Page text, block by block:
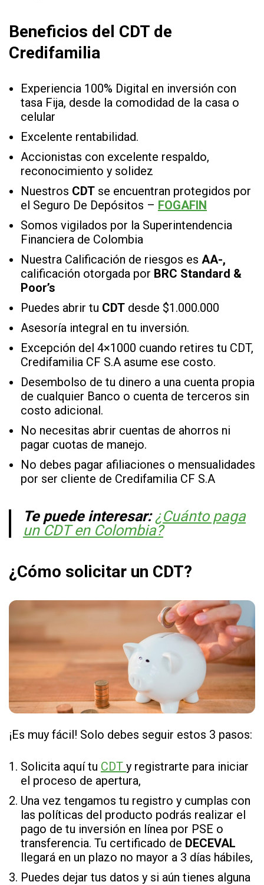
Beneficios del CDT de
Credifamilia
Experiencia 100% Digital en inversión con
tasa Fija, desde la comodidad de la casa o
celular
Excelente rentabilidad.
Accionistas con excelente respaldo,
reconocimiento y solidez
Nuestros CDT se encuentran protegidos por
el Seguro De Depósitos – FOGAFIN
Somos vigilados por la Superintendencia
Financiera de Colombia
Nuestra Calificación de riesgos es AA-,
calificación otorgada por BRC Standard &
Poor’s
Puedes abrir tu CDT desde $1.000.000
Asesoría integral en tu inversión.
Excepción del 4×1000 cuando retires tu CDT,
Credifamilia CF S.A asume ese costo.
Desembolso de tu dinero a una cuenta propia
de cualquier Banco o cuenta de terceros sin
costo adicional.
No necesitas abrir cuentas de ahorros ni
pagar cuotas de manejo.
No debes pagar afiliaciones o mensualidades
por ser cliente de Credifamilia CF S.A
Te puede interesar:¿Cuánto paga
un CDT en Colombia?
¿Cómo solicitar un CDT?
¡Es muy fácil! Solo debes seguir estos 3 pasos:
Solicita aquí tu CDT y registrarte para iniciar
el proceso de apertura,
Una vez tengamos tu registro y cumplas con
las políticas del producto podrás realizar el
pago de tu inversión en línea por PSE o
transferencia. Tu certificado de DECEVAL
llegará en un plazo no mayor a 3 días hábiles,
Puedes dejar tus datos y si aún tienes alguna